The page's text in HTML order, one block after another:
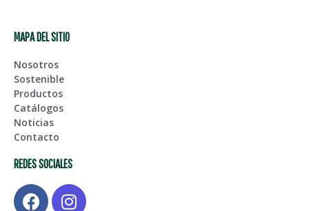
MAPA DEL SITIO
Nosotros
Sostenible
Productos
Catálogos
Noticias
Contacto
REDES SOCIALES